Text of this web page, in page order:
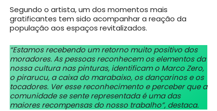
Segundo o artista, um dos momentos mais
gratificantes tem sido acompanhar a reação da
população aos espaços revitalizados.
“Estamos recebendo um retorno muito positivo dos
moradores. As pessoas reconhecem os elementos da
nossa cultura nas pinturas, identificam o Marco Zero,
o pirarucu, a caixa do marabaixo, os dançarinos e os
tocadores. Ver esse reconhecimento e perceber que a
comunidade se sente representada é uma das
maiores recompensas do nosso trabalho”, destaca.